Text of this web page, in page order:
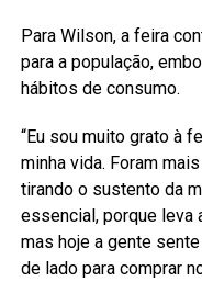
Para Wilson, a feira
para a população,
hábitos de consumo.
“Eu sou muito grato à
minha vida. Foram
tirando o sustento da
essencial, porque leva
mas hoje a gente
de lado para comprar